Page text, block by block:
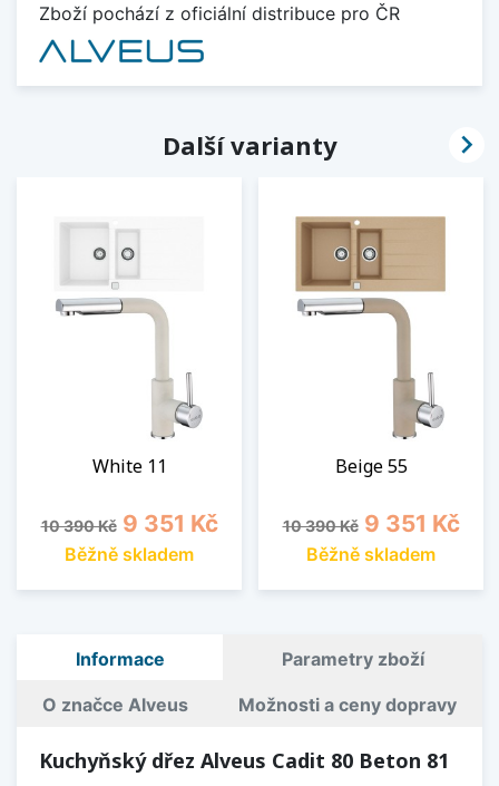
Zboží pochází z oficiální distribuce pro ČR
Další varianty
White 11
Běžná cena
10 390 Kč Cena
9 351 Kč
Běžně skladem
Beige 55
Běžná cena
10 390 Kč Cena
9 351 Kč
Běžně skladem

Informace Parametry zboží
O značce Alveus Možnosti a ceny dopravy
Kuchyňský dřez Alveus Cadit 80 Beton 81